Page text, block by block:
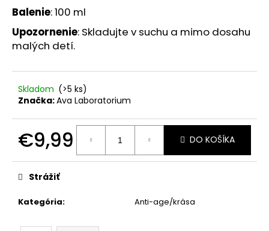
Balenie: 100 ml
Upozornenie: Skladujte v suchu a mimo dosahu
malých detí.
Skladom (>5 ks)
Značka:Ava Laboratorium
€9,99
cena:
DO KOŠÍKA
Kategória: Anti-age/krása
Strážiť
HEALTH
LABS
CARE
TRICHOLOGICKÁ
MASKA
S
NA
VLASOVÚ
175
ML,
EXP.:
04/2026
Pôvodne: